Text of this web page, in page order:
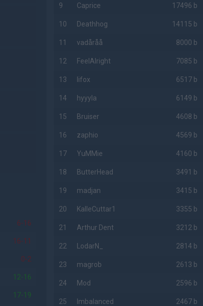
6-16
16-11
0-2
12-16
17-19
9 Caprice 17496 b
10 Deathhog 14115 b
11 vadåråå 8000 b
12 FeelAlright 7085 b
13 lifox 6517 b
14 hyyyla 6149 b
15 Bruiser 4608 b
16 zaphio 4569 b
17 YuMMie 4160 b
18 ButterHead 3491 b
19 madjan 3415 b
20 KalleCuttar1 3355 b
21 Arthur Dent 3212 b
22 LodarN_ 2814 b
23 magrob 2613 b
24 Mod 2596 b
25 Imbalanced 2467 b